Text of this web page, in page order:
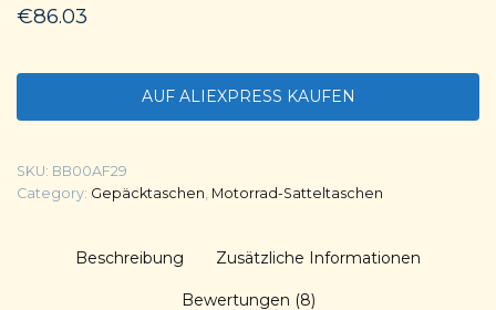
€86.03
AUF ALIEXPRESS KAUFEN
SKU: BB00AF29
Category: Gepäcktaschen Motorrad-Satteltaschen
Beschreibung Zusätzliche Informationen
Bewertungen (8)